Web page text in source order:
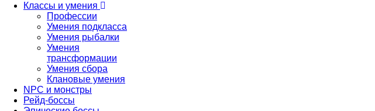
Классы и умения
Профессии
Умения подкласса
Умения рыбалки
Умения
трансформации
Умения сбора
Клановые умения
NPC и монстры
Рейд-боссы